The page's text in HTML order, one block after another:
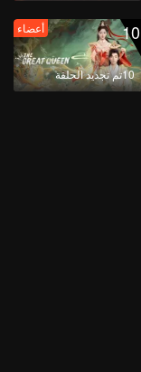
10
10تم تجديد الحلقة
أعضاء